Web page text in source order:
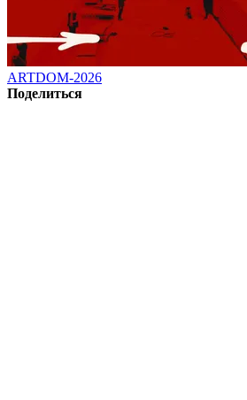
ARTDOM-2026
Поделиться